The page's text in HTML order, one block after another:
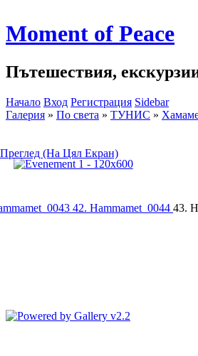
Moment of Peace
Пътешествия,
Начало Вход Регистрация Sidebar
Галерия » По света » ТУНИС »
Преглед (На Цял Екран)
42. Hammamet_0044 43.